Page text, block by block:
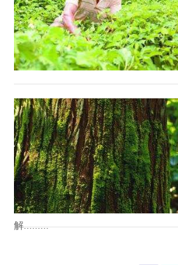
解.........